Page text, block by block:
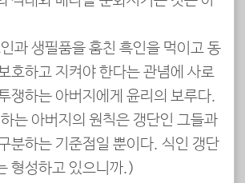
과 생필품을 훔친 흑인을 먹이고 동
호하고 지켜야 한다는 관념에 사로
쟁하는 아버지에게 윤리의 보루다.
는 아버지의 원칙은 갱단인 그들과
분하는 기준점일 뿐이다. 식인 갱단
형성하고 있으니까.)